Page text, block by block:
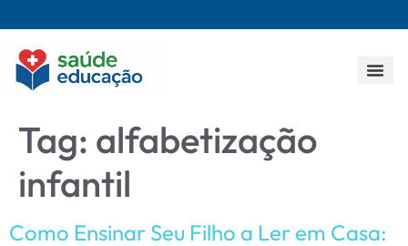
Tag: alfabetização
infantil
Como Ensinar Seu Filho a Ler em Casa: